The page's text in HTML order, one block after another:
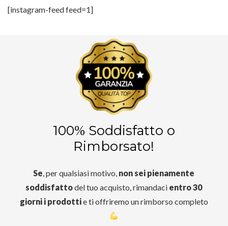
[instagram-feed feed=1]
100% Soddisfatto o
Rimborsato!
Se, per qualsiasi motivo, non sei pienamente
soddisfattodel tuo acquisto, rimandaci entro 30
giorni i prodottie ti offriremo un rimborso completo